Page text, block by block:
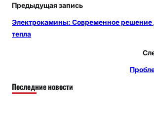
Предыдущая запись
Электрокамины: Современное решение
тепла
Последние новости